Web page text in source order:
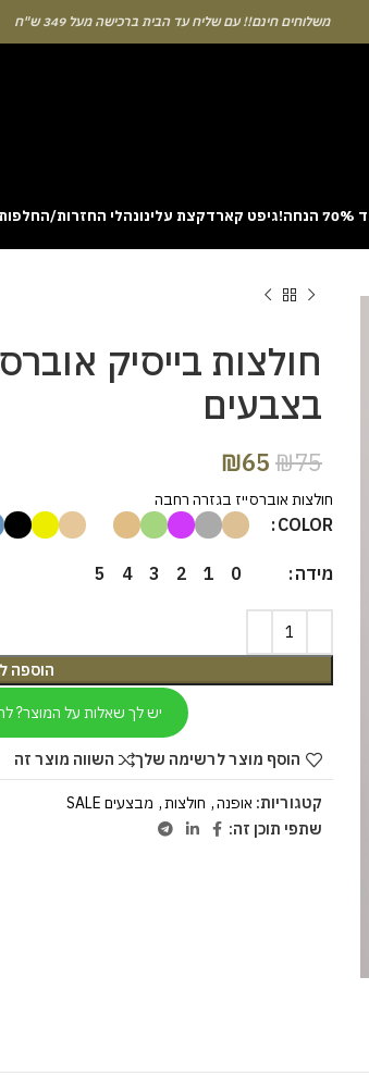
משלוחים חינם!! עם שליח עד הבית ברכישה מעל 349 ש"ח
גיפט קארדקצת עלינונהלי החזרות/החלפות
view. Learning the rhythm can take a few
on sites like [aviatordreamliner.com] where
חולצות בייסיק
בצבעים
₪75
₪65
חולצות אוברסייז בגזרה רחבה
COLOR
מידה 0
1
2
3
4
5
הוספה
יש לך שאלות על המוצר?
הוסף מוצר לרשימה שלך השווה מוצר זה
קטגוריות: אופנה, חולצות, מבצעים SALE
שתפי תוכן זה: